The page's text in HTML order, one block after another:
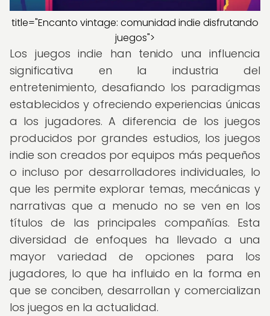
title="Encanto vintage: comunidad indie disfrutando
juegos">
Los juegos indie han tenido una influencia
significativa en la industria del
entretenimiento, desafiando los paradigmas
establecidos y ofreciendo experiencias únicas
a los jugadores. A diferencia de los juegos
producidos por grandes estudios, los juegos
indie son creados por equipos más pequeños
o incluso por desarrolladores individuales, lo
que les permite explorar temas, mecánicas y
narrativas que a menudo no se ven en los
títulos de las principales compañías. Esta
diversidad de enfoques ha llevado a una
mayor variedad de opciones para los
jugadores, lo que ha influido en la forma en
que se conciben, desarrollan y comercializan
los juegos en la actualidad.